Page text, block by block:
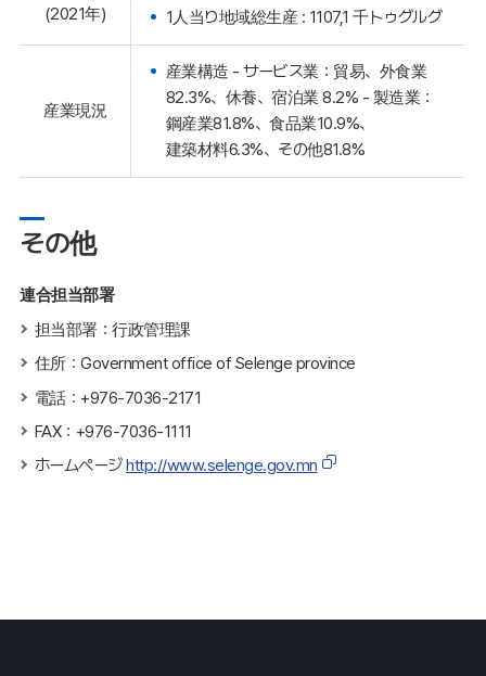
(2021年)
1人当り地域総生産 : 1107,1 千トゥグルグ
産業現況
産業構造 - サービス業：貿易、外食業
82.3%、休養、宿泊業 8.2% - 製造業：
鋼産業81.8%、食品業10.9%、
建築材料6.3%、その他81.8%
その他
連合担当部署
担当部署：行政管理課
住所：Government office of Selenge province
電話：+976-7036-2171
FAX：+976-7036-1111
ホームページhttp://www.selenge.gov.mn